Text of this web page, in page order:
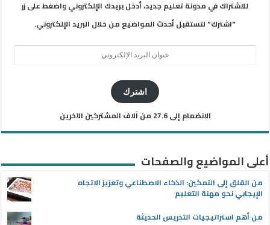
للاشتراك في مدونة تعليم جديد، أدخل بريدك الإلكتروني واضغط على زر
"اشترك" لتستقبل أحدث المواضيع من خلال البريد الإلكتروني.
اشترك
الانضمام إلى 27.6 من آلاف المشتركين الآخرين
أعلى المواضيع والصفحات
من القلق إلى التمكين: الذكاء الاصطناعي وتعزيز الاتجاه
الإيجابي نحو مهنة التعليم
من أهم استراتيجيات التدريس الحديثة